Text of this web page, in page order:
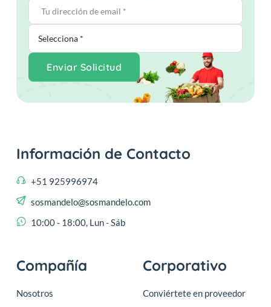
Enviar Solicitud
Información de Contacto
+51 925996974
sosmandelo@sosmandelo.com
10:00 - 18:00, Lun - Sáb
Compañía
Nosotros
Corporativo
Conviértete en proveedor